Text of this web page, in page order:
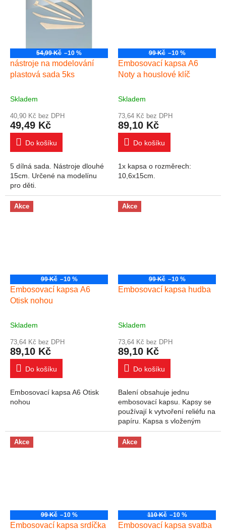
54,99 Kč –10 %
nástroje na modelování
plastová sada 5ks
Skladem
40,90 Kč bez DPH
49,49 Kč
Do košíku
5 dílná sada. Nástroje dlouhé
15cm. Určené na modelínu
pro děti.
99 Kč –10 %
Embosovací kapsa A6
Noty a houslové klíč
Skladem
73,64 Kč bez DPH
89,10 Kč
Do košíku
1x kapsa o rozměrech:
10,6x15cm.
Akce
99 Kč –10 %
Embosovací kapsa A6
Otisk nohou
Skladem
73,64 Kč bez DPH
89,10 Kč
Do košíku
Embosovací kapsa A6 Otisk
nohou
Akce
99 Kč –10 %
Embosovací kapsa hudba
Skladem
73,64 Kč bez DPH
89,10 Kč
Do košíku
Balení obsahuje jednu
embosovací kapsu. Kapsy se
používají k vytvoření reliéfu na
papíru. Kapsa s vloženým
papírem se vkládá do přístroje
Big Shot případně jiného
lisovacího...
Akce
99 Kč –10 %
Embosovací kapsa srdíčka
Akce
110 Kč –10 %
Embosovací kapsa svatba